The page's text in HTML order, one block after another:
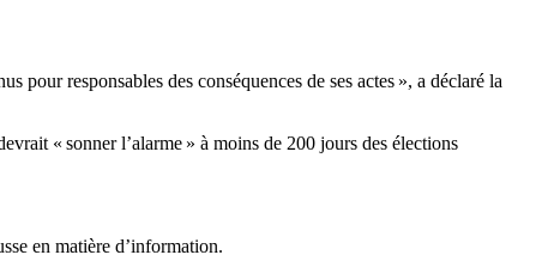
pour responsables des conséquences de ses actes », a déclaré la
« sonner l’alarme » à moins de 200 jours des élections
en matière d’information.